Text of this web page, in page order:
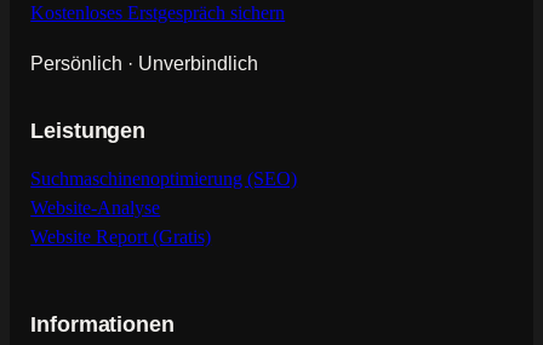
Kostenloses Erstgespräch sichern
Persönlich · Unverbindlich
Leistungen
Suchmaschinenoptimierung (SEO)
Website-Analyse
Website Report (Gratis)
Informationen